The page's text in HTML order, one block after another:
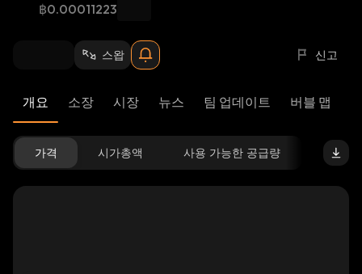
฿0.00011223
스왑 신고
개요 소장 시장 뉴스 팀 업데이트 버블 맵
가격 시가총액 사용 가능한 공급량